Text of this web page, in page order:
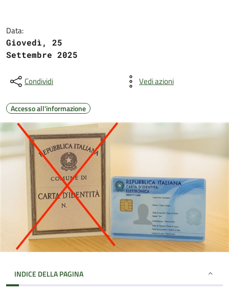
Data:
Giovedì, 25
Settembre 2025
Condividi Vedi azioni
Accesso all'informazione
INDICE DELLA PAGINA